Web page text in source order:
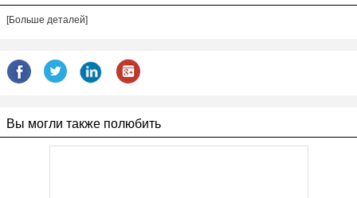
[Больше деталей]
Вы могли также полюбить